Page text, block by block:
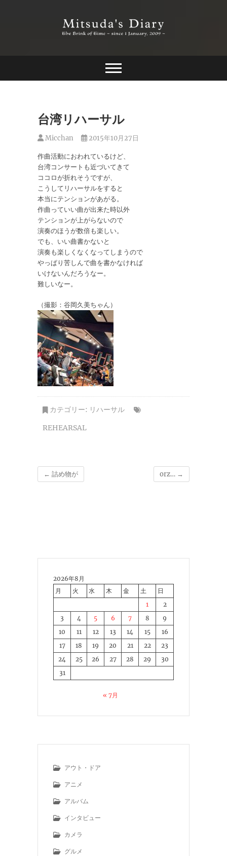
Mitsuda's Diary
台湾リハーサル
Micchan 2015年10月27日
作曲活動におわれているけど、
台湾コンサートも近づいてきて
ココロが折れそうですが、
こうしてリハーサルをすると
本当にテンションがあがる。
作曲っていい曲が出来た時以外
テンションが上がらないので
演奏のほうが数倍も楽しい。
でも、いい曲書かないと
演奏も楽しくなくなってしまうので
やっぱり苦しんで曲を書かなければ
いけないんだろうなー。
難しいなー。
（撮影：谷岡久美ちゃん）
カテゴリー: リハーサル
REHEARSAL
← 詰め物が orz… →
2026年8月
月
火 水 木 金 土
日
1
2
3
4 5 6 7 8
9
10
11 12 13 14 15
16
17
18 19 20 21 22
23
24
25 26 27 28 29
30
31
« 7月
アウト・ドア
アニメ
アルバム
インタビュー
カメラ
グルメ